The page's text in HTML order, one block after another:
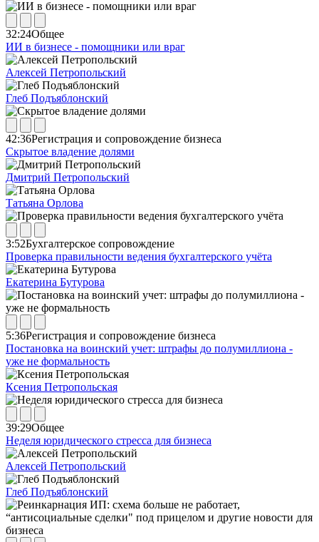
32:24Общее
ИИ в бизнесе - помощники или враг
Алексей Петропольский
Глеб Подъяблонский
42:36Регистрация и сопровождение бизнеса
Скрытое владение долями
Дмитрий Петропольский
Татьяна Орлова
3:52Бухгалтерское сопровождение
Проверка правильности ведения бухгалтерского учёта
Екатерина Бутурова
5:36Регистрация и сопровождение бизнеса
Постановка на воинский учет: штрафы до полумиллиона -
уже не формальность
Ксения Петропольская
39:29Общее
Неделя юридического стресса для бизнеса
Алексей Петропольский
Глеб Подъяблонский